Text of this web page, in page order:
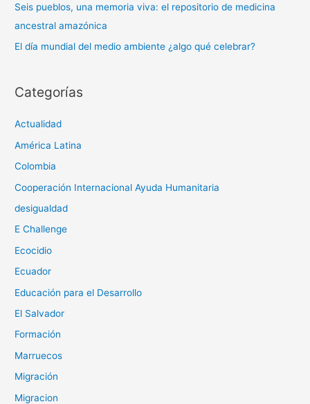
Seis pueblos, una memoria viva: el repositorio de medicina
ancestral amazónica
El día mundial del medio ambiente ¿algo qué celebrar?
Categorías
Actualidad
América Latina
Colombia
Cooperación Internacional Ayuda Humanitaria
desigualdad
E Challenge
Ecocidio
Ecuador
Educación para el Desarrollo
El Salvador
Formación
Marruecos
Migración
Migracion